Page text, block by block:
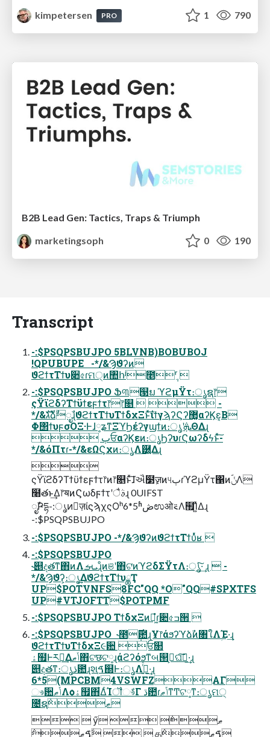
kimpetersen
PRO 1 790
B2B Lead Gen: Tactics, Traps & Triumph
marketingsoph
0 190
Transcript
-:$PSQPSBUJPO 5BLVNB)BOBUBOJ
!QPUBUPE   -*/&Ϡϑʔͷ
ϑϩϯτΤϯυ૊৫ɾମ੍ͷ঺հʲ೥݄ʳ 
-:$PSQPSBUJPO Ֆ୩୓ຏ ϓϩμΫτ։ൃຊ෦
ςΫϊϩδʔΤϯϋϯεϝϯτ෦෦௕   -
*/&גࣜձࣾೖࣾɻϑϩϯτΤϯυΤϯδχΞͱͯ͠ίϯγϡʔϚʔ޲͚αʔϏε͔Β
Φ΢ϯυϝσΟΞ·Ͱɺ༷ʑͳΞϓϦέʔγϣϯͷ։ൃʹܞΘΔɻ
 ٻਓαʔϏεͷ։ൃϦʔυɾϚωʔδϟͱͯ͠-
*/&όΠτɾ-*/&εΩϚχͷ։ൃΛ཰͍Δɻ

ςΫϊϩδʔΤϯϋϯεϝϯτ෦ͷ෦௕ͱͯ͠ɺઐ໳ٕज़ͷ୳ٻɾϓϩμΫτ΁ͷؐݩΛ
໨తͱ͢Δ෦ॺͷϚωδϝϯτʹैࣄɻ 0UIFST
ೖࣾҎདྷ-:ൃͷٕज़ίϛϡχςΟʰ6*5ʱڞಉओ࠵Λ຿Ί͍ͯΔɻ
-:$PSQPSBUJPO
-:$PSQPSBUJPO -*/&ϠϑʔͷϑϩϯτΤϯυͬͯʁ 
-:$PSQPSBUJPO
˞୅දతͳ΋ͷΛܝࡌɻͦͷଞʹ΋ଟ͘ͷϓϩδΣΫτΛ։ൃ͍ͯ͠·͢ ɻ  -
*/&Ϡϑʔ͕։ൃ͢ΔϑϩϯτΤϯυྖҬ
UP$POTVNFS8FC"QQ *O"QQ#SPXTFS
UP#VTJOFTT$POTPMF
-:$PSQPSBUJPO ΤϯδχΞͷಇ͖ํɾ૊৫ߏ੒ 
-:$PSQPSBUJPO  ˞೥݄࣌఺ɻҰ෦άϧʔϓձࣾͷ৘ใΛؚΈ·͢ɻ
ϑϩϯτΤϯυΤϯδχΞ૯਺ ਓ௒
ۀ຿Ͱར༻͢Δݴޠ΋ଟछଟ༷ɻάϩʔόϧͳબ୒ࢶ͕ଘࡏ͠·͢ɻ
୅දతͳ։ൃڌ఺ɻશࠃ֤஍Ͱ։ൃΛߦ͍ͬͯ·͢ɻ
6*5(MPCBM4VSWFZΑΓ
ෳ਺ݴޠΛѻ͏ۀ຿΋͋ΔͨΊॏෳ͋Γ ڌ఺ɾݴޠͳͲଟ༷ͳ։ൃମ੍
೔ຊޠ݅
  ӳޠ݅  
ؖࠃޠ݅   தࠃޠ݅